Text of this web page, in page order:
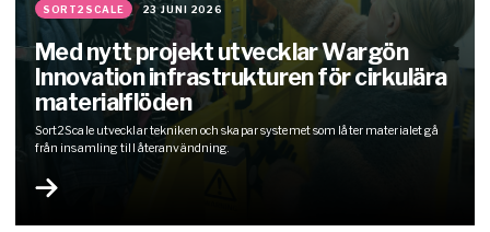
SORT2SCALE 23 JUNI 2026
Med nytt projekt utvecklar Wargön
Innovation infrastrukturen för cirkulära
materialflöden
Sort2Scale utvecklar tekniken och skapar systemet som låter materialet gå
från insamling till återanvändning.